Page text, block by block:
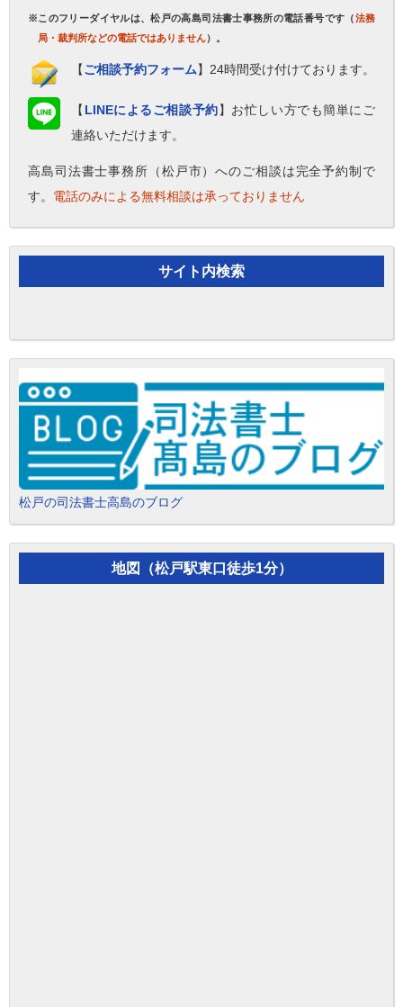
※このフリーダイヤルは、松戸の高島司法書士事務所の電話番号です（法務
局・裁判所などの電話ではありません）。
【ご相談予約フォーム】24時間受け付けております。
【 LINEによるご相談予約】お忙しい方でも簡単にご
連絡いただけます。
高島司法書士事務所（松戸市）へのご相談は完全予約制で
す。 電話のみによる無料相談は承っておりません
サイト内検索
松戸の司法書士高島のブログ
地図（松戸駅東口徒歩1分）